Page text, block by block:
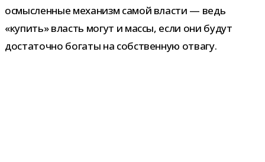
осмыс­лен­ные меха­низм самой вла­сти — ведь
«купить» власть могут и массы, если они будут
доста­точно богаты на соб­ствен­ную отвагу.